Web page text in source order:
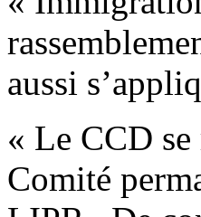
aussi
« Le CCD
Comité